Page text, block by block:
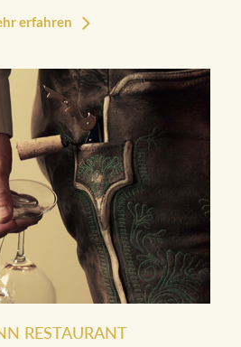
erfahren
RESTAURANT